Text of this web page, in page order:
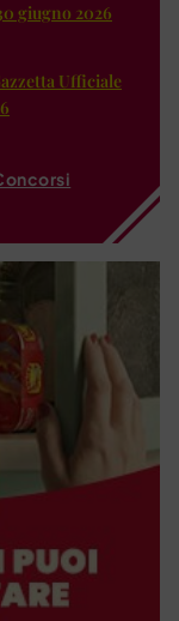
giugno 2026
Ufficiale